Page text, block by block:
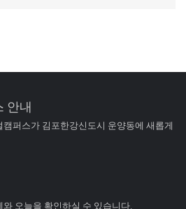
안내
캠퍼스가 김포한강신도시 운양동에 새롭게
오늘을 확인하실 수 있습니다.